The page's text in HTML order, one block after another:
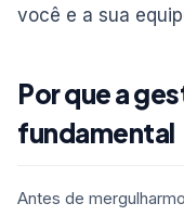
você e a sua
Por que a
fundamental
Antes de